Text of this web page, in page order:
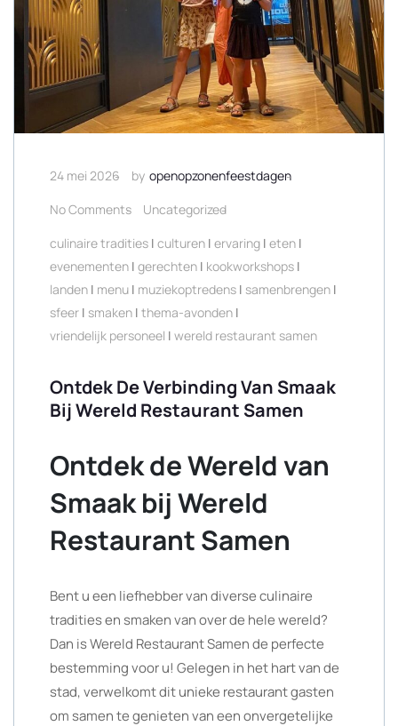
24 mei 2026 by openopzonenfeestdagen
No Comments
Uncategorized
culinaire tradities | culturen | ervaring | eten |
evenementen | gerechten | kookworkshops |
landen | menu | muziekoptredens | samenbrengen |
sfeer | smaken | thema-avonden |
vriendelijk personeel | wereld restaurant samen
Ontdek De Verbinding Van Smaak
Bij Wereld Restaurant Samen
Ontdek de Wereld van
Smaak bij Wereld
Restaurant Samen
Bent u een liefhebber van diverse culinaire
tradities en smaken van over de hele wereld?
Dan is Wereld Restaurant Samen de perfecte
bestemming voor u! Gelegen in het hart van de
stad, verwelkomt dit unieke restaurant gasten
om samen te genieten van een onvergetelijke